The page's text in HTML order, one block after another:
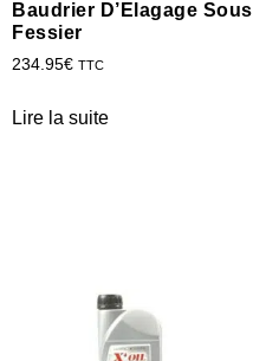
Baudrier D’Elagage Sous
Fessier
234.95€ TTC
Lire la suite